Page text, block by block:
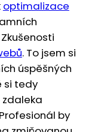
optimalizace
. To jsem si
úspěšných
si tedy
zdaleka
by